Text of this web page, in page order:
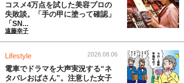
コスメ4万点を試した美容プロの
失敗談。「手の甲に塗って確認」
「SN...
遠藤幸子
Lifestyle 2026.08.06
電車でドラマを大声実況する“ネ
タバレおばさん”。注意した女子